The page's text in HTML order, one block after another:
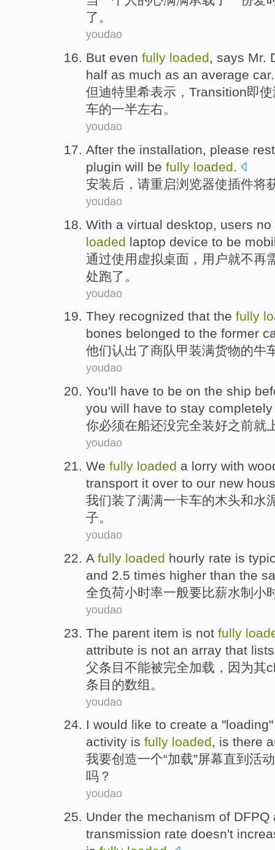
了。
youdao
But even fully loaded, says Mr.
half as much as an average car.
但迪特里希表示 ，Transition即使
车的一半左右。
youdao
After the installation, please
plugin will be fully loaded.
安装后 ， 请重启浏览器使插件将
youdao
With a virtual desktop users no
loaded laptop device to be
通过使用 虚拟桌面 ， 用户就不再
处跑了。
youdao
They recognized that the fully
bones belonged to the former
他们认出了商队甲 装满货物的牛
youdao
You'll have to be on the ship
you will have to stay completely
你必须在船还没完全装好之前就
youdao
We fully loaded a lorry with
transport it over to our new
我们装了满满一卡车的木头和水
子。
youdao
A fully loaded hourly rate is
and 2.5 times higher than the
全负荷小时率一般要比薪水制小
youdao
The parent item is not fully
attribute is not an array that lists
父条目不能被完全加载 ， 因为其
条目 的数组 。
youdao
I would like to create a "loading
activity is fully loaded, is there
我要创造一个“加载”屏幕直到 活动
吗？
youdao
Under the mechanism of DFPQ
transmission rate doesn't